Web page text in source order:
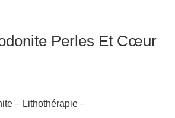
Perles Et Cœur
– Lithothérapie –